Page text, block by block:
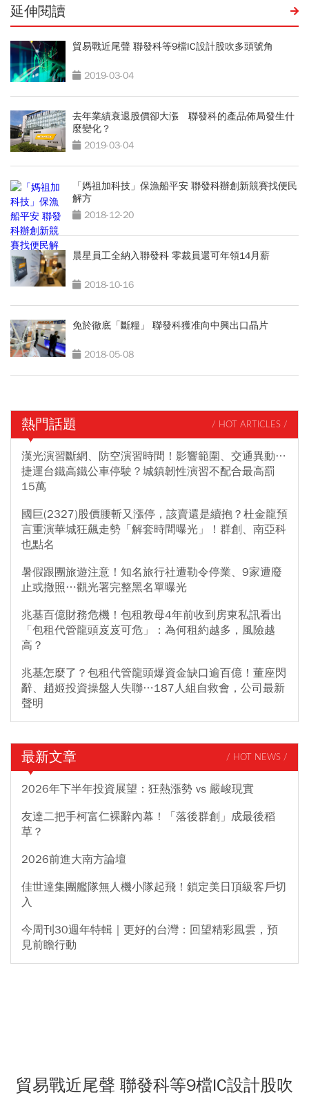
延伸閱讀
貿易戰近尾聲 聯發科等9檔IC設計股吹多頭號角
2019-03-04
去年業績衰退股價卻大漲 聯發科的產品佈局發生什
麼變化？
2019-03-04
「媽祖加科技」保漁船平安 聯發科辦創新競賽找便民
解方
2018-12-20
晨星員工全納入聯發科 零裁員還可年領14月薪
2018-10-16
免於徹底「斷糧」 聯發科獲准向中興出口晶片
2018-05-08
熱門話題 / HOT ARTICLES /
漢光演習斷網、防空演習時間！影響範圍、交通異動…
捷運台鐵高鐵公車停駛？城鎮韌性演習不配合最高罰
15萬
國巨(2327)股價腰斬又漲停，該賣還是續抱？杜金龍預
言重演華城狂飆走勢「解套時間曝光」！群創、南亞科
也點名
暑假跟團旅遊注意！知名旅行社遭勒令停業、9家遭廢
止或撤照…觀光署完整黑名單曝光
兆基百億財務危機！包租教母4年前收到房東私訊看出
「包租代管龍頭岌岌可危」：為何租約越多，風險越
高？
兆基怎麼了？包租代管龍頭爆資金缺口逾百億！董座閃
辭、趙姬投資操盤人失聯…187人組自救會，公司最新
聲明
最新文章 / HOT NEWS /
2026年下半年投資展望：狂熱漲勢 vs 嚴峻現實
友達二把手柯富仁裸辭內幕！「落後群創」成最後稻
草？
2026前進大南方論壇
佳世達集團艦隊無人機小隊起飛！鎖定美日頂級客戶切
入
今周刊30週年特輯｜更好的台灣：回望精彩風雲，預
見前瞻行動
貿易戰近尾聲 聯發科等9檔IC設計股吹